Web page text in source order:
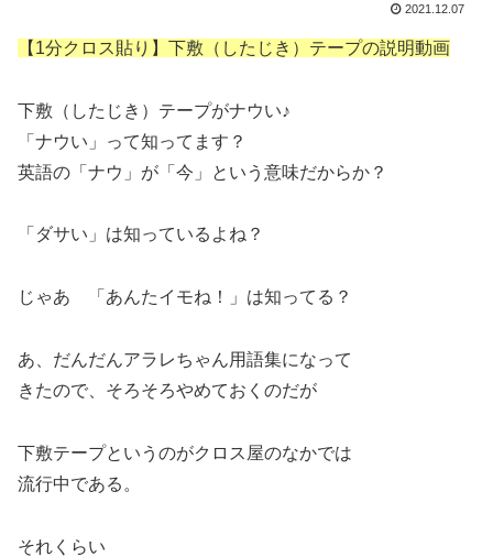
2021.12.07
【1分クロス貼り】下敷（したじき）テープの説明動画
下敷（したじき）テープがナウい♪
「ナウい」って知ってます？
英語の「ナウ」が「今」という意味だからか？
「ダサい」は知っているよね？
じゃあ 「あんたイモね！」は知ってる？
あ、だんだんアラレちゃん用語集になって
きたので、そろそろやめておくのだが
下敷テープというのがクロス屋のなかでは
流行中である。
それくらい